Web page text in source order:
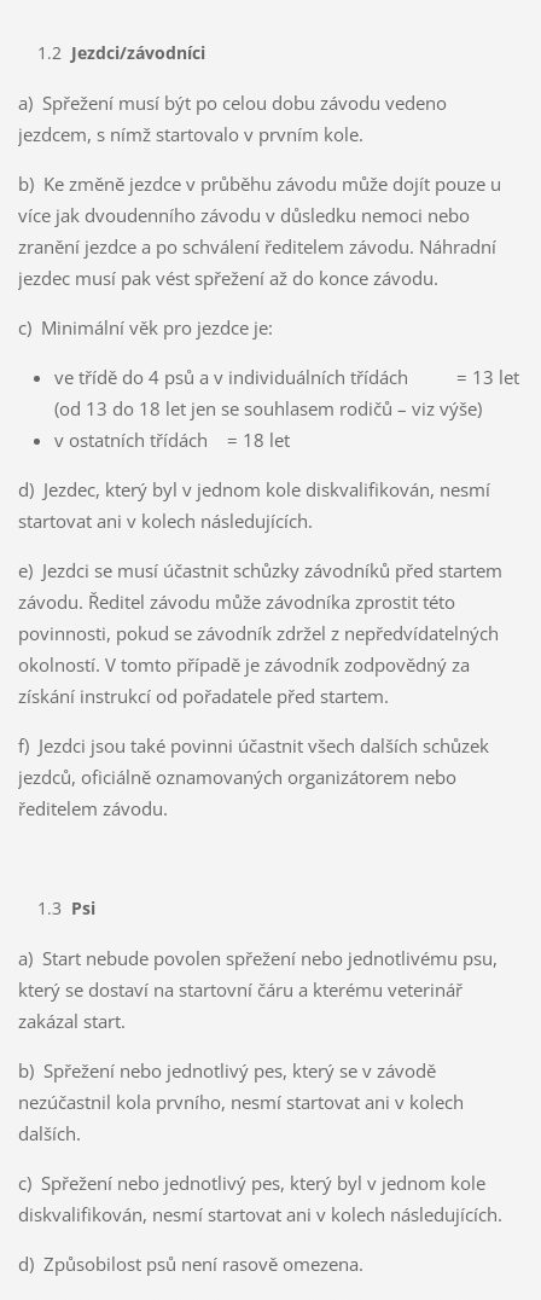
1.2 Jezdci/závodníci
a) Spřežení musí být po celou dobu závodu vedeno
jezdcem, s nímž startovalo v prvním kole.
b) Ke změně jezdce v průběhu závodu může dojít pouze u
více jak dvoudenního závodu v důsledku nemoci nebo
zranění jezdce a po schválení ředitelem závodu. Náhradní
jezdec musí pak vést spřežení až do konce závodu.
c) Minimální věk pro jezdce je:
ve třídě do 4 psů a v individuálních třídách = 13 let
(od 13 do 18 let jen se souhlasem rodičů – viz výše)
v ostatních třídách = 18 let
d) Jezdec, který byl v jednom kole diskvalifikován, nesmí
startovat ani v kolech následujících.
e) Jezdci se musí účastnit schůzky závodníků před startem
závodu. Ředitel závodu může závodníka zprostit této
povinnosti, pokud se závodník zdržel z nepředvídatelných
okolností. V tomto případě je závodník zodpovědný za
získání instrukcí od pořadatele před startem.
f) Jezdci jsou také povinni účastnit všech dalších schůzek
jezdců, oficiálně oznamovaných organizátorem nebo
ředitelem závodu.
1.3 Psi
a) Start nebude povolen spřežení nebo jednotlivému psu,
který se dostaví na startovní čáru a kterému veterinář
zakázal start.
b) Spřežení nebo jednotlivý pes, který se v závodě
nezúčastnil kola prvního, nesmí startovat ani v kolech
dalších.
c) Spřežení nebo jednotlivý pes, který byl v jednom kole
diskvalifikován, nesmí startovat ani v kolech následujících.
d) Způsobilost psů není rasově omezena.